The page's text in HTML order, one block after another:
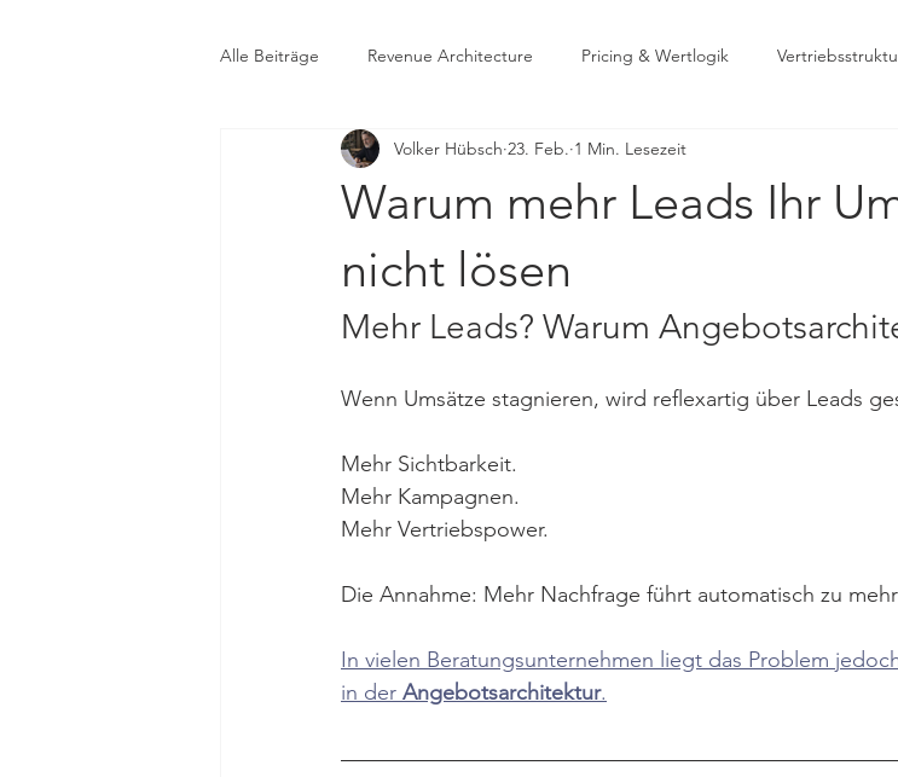
Alle Beiträge Revenue Architecture Pricing & Wertlogik
Unternehmer-Perspektiven
Warum mehr Leads Ihr
nicht lösen
Volker Hübsch 23. Feb. 1 Min. Lesezeit
Mehr Leads? Warum
Wenn Umsätze stagnieren, wird reflexartig über Leads
Mehr Sichtbarkeit.
Mehr Kampagnen.
Mehr Vertriebspower.
Die Annahme: Mehr Nachfrage führt automatisch zu
In vielen Beratungsunternehmen liegt das Problem
in der Angebotsarchitektur.